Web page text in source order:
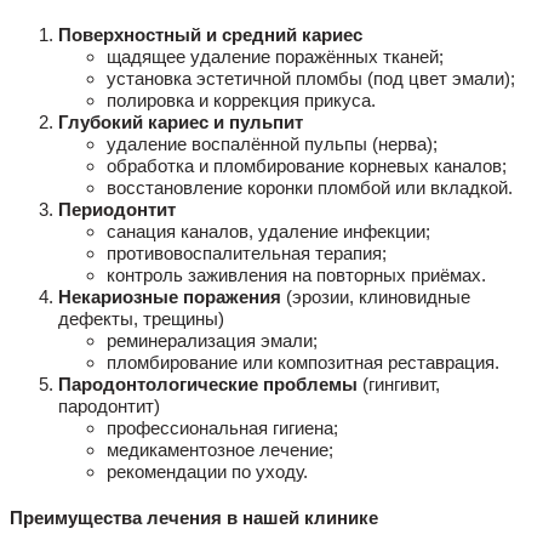
Поверхностный и средний кариес
щадящее удаление поражённых тканей;
установка эстетичной пломбы (под цвет эмали);
полировка и коррекция прикуса.
Глубокий кариес и пульпит
удаление воспалённой пульпы (нерва);
обработка и пломбирование корневых каналов;
восстановление коронки пломбой или вкладкой.
Периодонтит
санация каналов, удаление инфекции;
противовоспалительная терапия;
контроль заживления на повторных приёмах.
Некариозные поражения (эрозии, клиновидные
дефекты, трещины)
реминерализация эмали;
пломбирование или композитная реставрация.
Пародонтологические проблемы (гингивит,
пародонтит)
профессиональная гигиена;
медикаментозное лечение;
рекомендации по уходу.
Преимущества лечения в нашей клинике